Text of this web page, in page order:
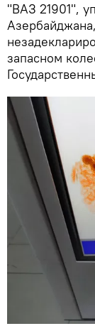
"ВАЗ 21901",
запасном